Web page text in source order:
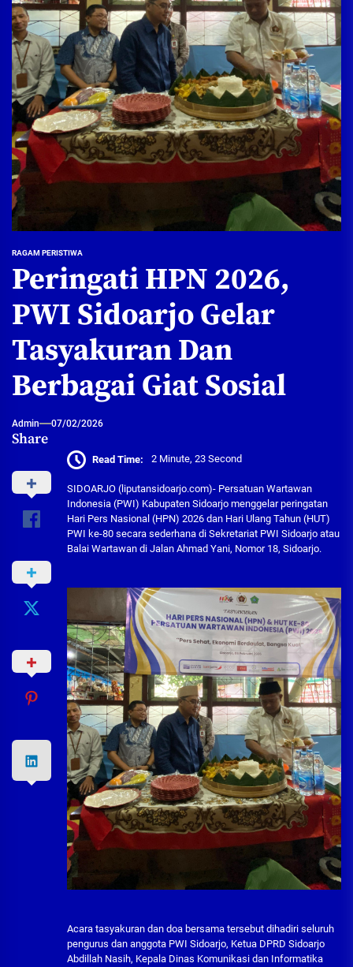
RAGAM PERISTIWA
Peringati HPN 2026,
PWI Sidoarjo Gelar
Tasyakuran Dan
Berbagai Giat Sosial
Admin 07/02/2026
Share
Read Time: 2 Minute, 23 Second
SIDOARJO (liputansidoarjo.com)- Persatuan Wartawan
Indonesia (PWI) Kabupaten Sidoarjo menggelar peringatan
Hari Pers Nasional (HPN) 2026 dan Hari Ulang Tahun (HUT)
PWI ke-80 secara sederhana di Sekretariat PWI Sidoarjo atau
Balai Wartawan di Jalan Ahmad Yani, Nomor 18, Sidoarjo.
Acara tasyakuran dan doa bersama tersebut dihadiri seluruh
pengurus dan anggota PWI Sidoarjo, Ketua DPRD Sidoarjo
Abdillah Nasih, Kepala Dinas Komunikasi dan Informatika